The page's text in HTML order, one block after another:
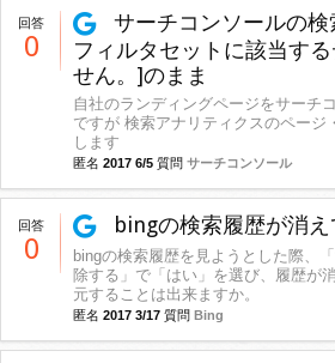
回答
0
サーチコンソールの
フィルタセットに該当す
せん。]のまま
自社のランディングページをサーチ
ですが 検索アナリティクスのページ
します
匿名 2017 6/5 質問 サーチコンソール
回答
0
bingの検索履歴が消え
bingの検索履歴を見ようとした際、
除する」で「はい」を選び、履歴が
元することは出来ますか。
匿名 2017 3/17 質問 Bing